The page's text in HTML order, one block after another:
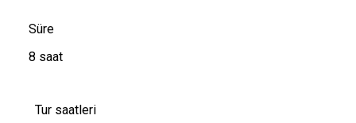
Süre
8 saat
Tur saatleri